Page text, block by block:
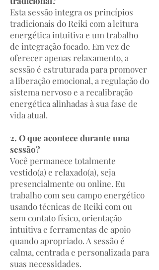
Esta sessão integra os princípios
tradicionais do Reiki com a leitura
energética intuitiva e um trabalho
de integração focado. Em vez de
oferecer apenas relaxamento, a
sessão é estruturada para promover
a liberação emocional, a regulação do
sistema nervoso e a recalibração
energética alinhadas à sua fase de
vida atual.
2. O que acontece durante uma
sessão?
Você permanece totalmente
vestido(a) e relaxado(a), seja
presencialmente ou online. Eu
trabalho com seu campo energético
usando técnicas de Reiki com ou
sem contato físico, orientação
intuitiva e ferramentas de apoio
quando apropriado. A sessão é
calma, centrada e personalizada para
suas necessidades.